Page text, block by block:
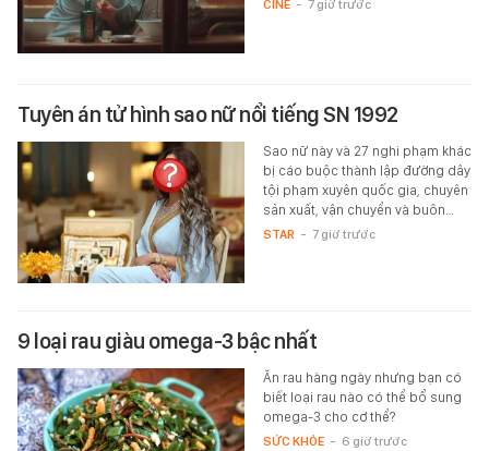
CINE - 7 giờ trước
Tuyên án tử hình sao nữ nổi tiếng SN 1992
Sao nữ này và 27 nghi phạm khác
bị cáo buộc thành lập đường dây
tội phạm xuyên quốc gia, chuyên
sản xuất, vận chuyển và buôn…
STAR - 7 giờ trước
9 loại rau giàu omega-3 bậc nhất
Ăn rau hàng ngày nhưng bạn có
biết loại rau nào có thể bổ sung
omega-3 cho cơ thể?
SỨC KHỎE - 6 giờ trước